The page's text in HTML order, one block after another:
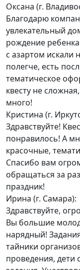
Оксана (г.
Благодарю
увлекательный
рождение
с азартом искали
полегче, есть
тематическое
квесту не
много!
Кристина (г.
Здравствуйте!
понравилось! А
красочные,
Спасибо вам
обращаться за
праздник!
Ирина (г. Самара):
Здравствуйте,
Вы большие
нарядный!
тайники
проведения, дети